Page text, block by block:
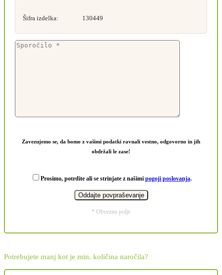
Šifra izdelka: 130449
Zavezujemo se, da bomo z vašimi podatki ravnali vestno, odgovorno in jih
obdržali le zase!
Prosimo, potrdite ali se strinjate z našimi pogoji poslovanja.
* Obvezno polje
Potrebujete manj kot je min. količina naročila?